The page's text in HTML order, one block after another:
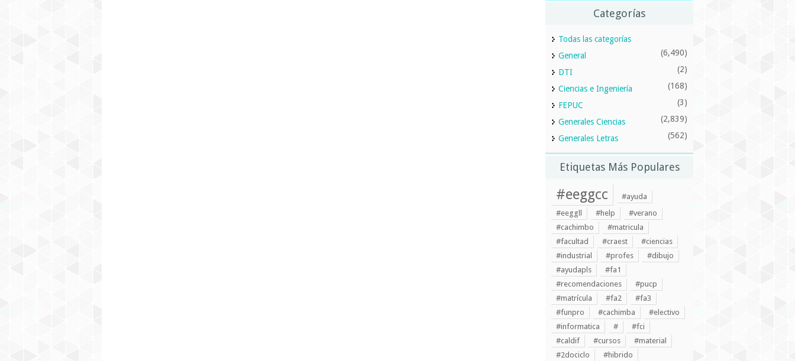
Categorías
Todas las categorías
General
(6,490)
DTI (2)
Ciencias e Ingeniería (168)
FEPUC (3)
Generales Ciencias (2,839)
Generales Letras (562)
Etiquetas Más Populares
#eeggcc
#ayuda
#eeggll
#help
#verano
#cachimbo
#matricula
#facultad
#craest
#ciencias
#industrial
#profes
#dibujo
#ayudapls
#fa1
#recomendaciones
#pucp
#matrícula
#fa2
#fa3
#funpro
#cachimba
#electivo
#informatica
#
#fci
#caldif
#cursos
#material
#2dociclo
#hibrido